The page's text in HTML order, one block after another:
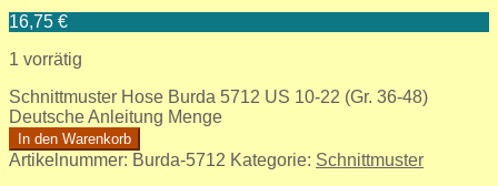
16,75 €
1 vorrätig
Schnittmuster Hose Burda 5712 US 10-22 (Gr. 36-48)
Deutsche Anleitung Menge
In den Warenkorb
Artikelnummer: Burda-5712 Kategorie: Schnittmuster